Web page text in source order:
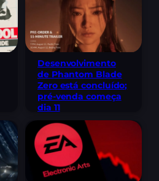
Desenvolvimento
de Phantom Blade
Zero está concluído;
pré-venda começa
dia 11